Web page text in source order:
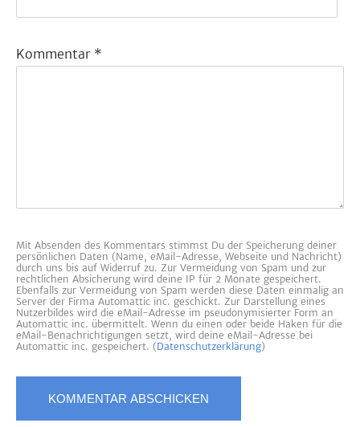
Kommentar *
Mit Absenden des Kommentars stimmst Du der Speicherung deiner
persönlichen Daten (Name, eMail-Adresse, Webseite und Nachricht)
durch uns bis auf Widerruf zu. Zur Vermeidung von Spam und zur
rechtlichen Absicherung wird deine IP für 2 Monate gespeichert.
Ebenfalls zur Vermeidung von Spam werden diese Daten einmalig an
Server der Firma Automattic inc. geschickt. Zur Darstellung eines
Nutzerbildes wird die eMail-Adresse im pseudonymisierter Form an
Automattic inc. übermittelt. Wenn du einen oder beide Haken für die
eMail-Benachrichtigungen setzt, wird deine eMail-Adresse bei
Automattic inc. gespeichert. (Datenschutzerklärung)